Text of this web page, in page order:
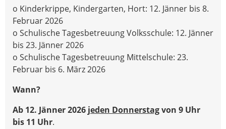
o Kinderkrippe, Kindergarten, Hort: 12. Jänner bis 8.
Februar 2026
o Schulische Tagesbetreuung Volksschule: 12. Jänner
bis 23. Jänner 2026
o Schulische Tagesbetreuung Mittelschule: 23.
Februar bis 6. März 2026
Wann?
Ab 12. Jänner 2026 jeden Donnerstagvon 9 Uhr
bis 11 Uhr.